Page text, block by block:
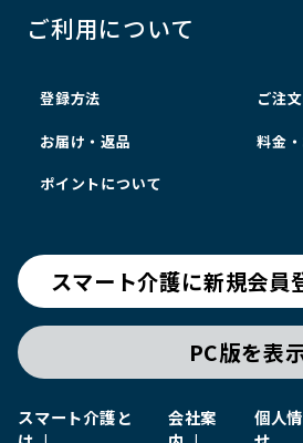
ご利用について
登録方法 ご注
お届け・返品 料金
ポイントについて
スマート介護に新規会員
PC版を表
スマート介護と
会社案
個人